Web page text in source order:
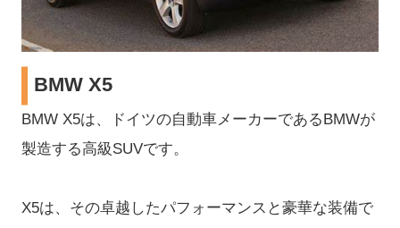
BMW X5
BMW X5は、ドイツの自動車メーカーであるBMWが
製造する高級SUVです。
X5は、その卓越したパフォーマンスと豪華な装備で